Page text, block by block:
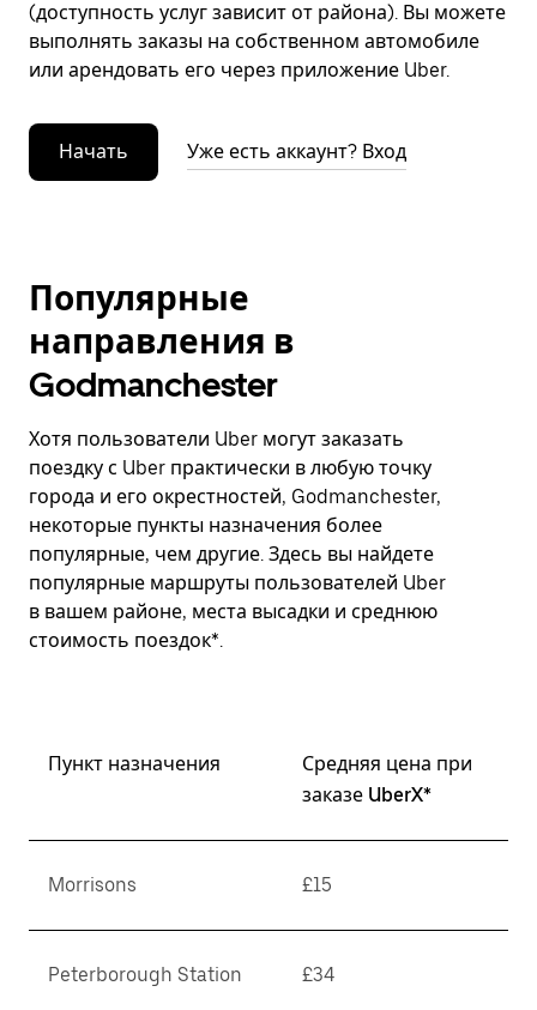
(доступность услуг зависит от района). Вы можете
выполнять заказы на собственном автомобиле
или арендовать его через приложение Uber.
Начать Уже есть аккаунт? Вход
Популярные
направления в
Godmanchester
Хотя пользователи Uber могут заказать
поездку с Uber практически в любую точку
города и его окрестностей, Godmanchester,
некоторые пункты назначения более
популярные, чем другие. Здесь вы найдете
популярные маршруты пользователей Uber
в вашем районе, места высадки и среднюю
стоимость поездок*.
Пункт назначения
Средняя цена при
заказе UberX*
Morrisons £15
Peterborough Station £34